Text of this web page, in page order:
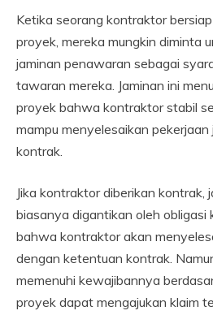
Ketika seorang kontraktor
proyek, mereka mungkin diminta
jaminan penawaran sebagai
tawaran mereka. Jaminan ini
proyek bahwa kontraktor stabil
mampu menyelesaikan pekerjaan
kontrak.
Jika kontraktor diberikan kontrak,
biasanya digantikan oleh obligasi
bahwa kontraktor akan
dengan ketentuan kontrak.
memenuhi kewajibannya
proyek dapat mengajukan klaim